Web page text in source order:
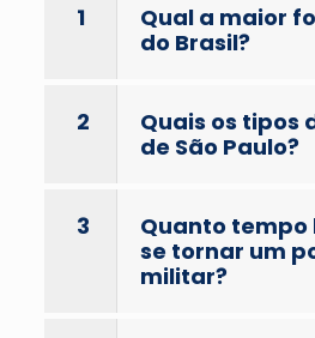
1
Qual a maior
do Brasil?
2
Quais os tipos
de São Paulo?
3
Quanto tempo
se tornar um
militar?